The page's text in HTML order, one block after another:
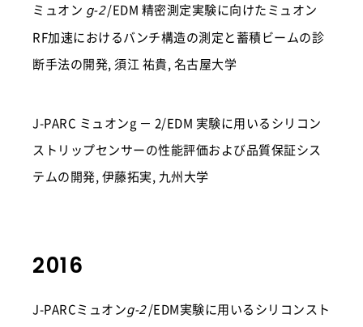
ミュオン g-2/EDM 精密測定実験に向けたミュオン
RF加速におけるバンチ構造の測定と蓄積ビームの診
断手法の開発, 須江 祐貴, 名古屋大学
J-PARC ミュオンg － 2/EDM 実験に用いるシリコン
ストリップセンサーの性能評価および品質保証シス
テムの開発, 伊藤拓実, 九州大学
2016
J-PARCミュオンg-2 /EDM実験に用いるシリコンスト